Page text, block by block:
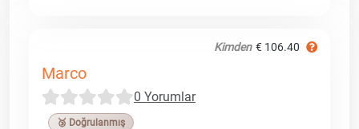
Kimden € 106.40
Marco
0 Yorumlar
🥉 Doğrulanmış